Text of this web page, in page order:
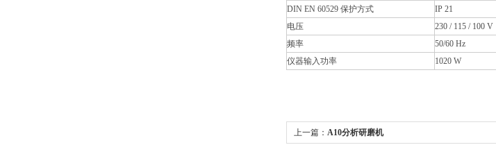
DIN EN 60529 保护方式
IP 21
电压
230 / 115 / 100 V
频率
50/60 Hz
仪器输入功率
1020 W
上一篇： A10分析研磨机